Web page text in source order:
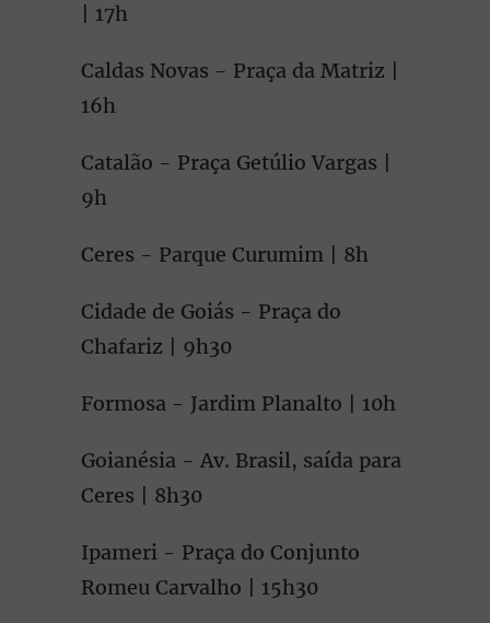
| 17h
Caldas Novas - Praça da Matriz |
16h
Catalão - Praça Getúlio Vargas |
9h
Ceres - Parque Curumim | 8h
Cidade de Goiás - Praça do
Chafariz | 9h30
Formosa - Jardim Planalto | 10h
Goianésia - Av. Brasil, saída para
Ceres | 8h30
Ipameri - Praça do Conjunto
Romeu Carvalho | 15h30